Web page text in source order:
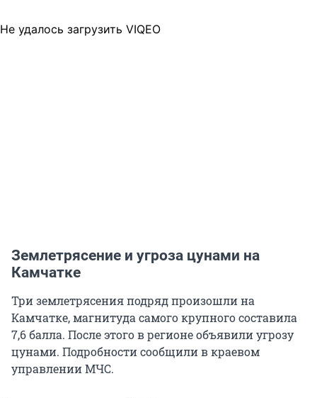
Не удалось загрузить VIQEO
Землетрясение и угроза цунами на
Камчатке
Три землетрясения подряд произошли на
Камчатке, магнитуда самого крупного составила
7,6 балла. После этого в регионе объявили угрозу
цунами. Подробности сообщили в краевом
управлении МЧС.